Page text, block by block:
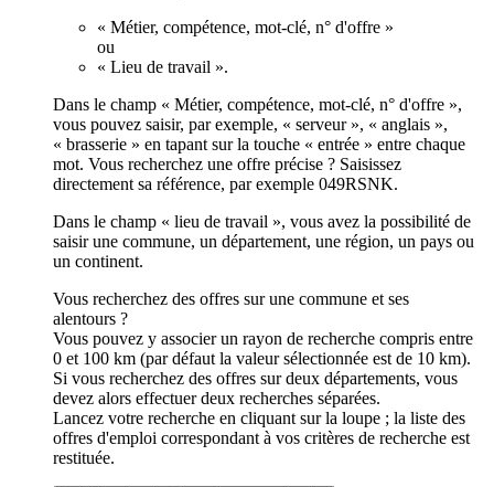
« Métier, compétence, mot-clé, n° d'offre »
ou
« Lieu de travail ».
Dans le champ « Métier, compétence, mot-clé, n° d'offre »,
vous pouvez saisir, par exemple, « serveur », « anglais »,
« brasserie » en tapant sur la touche « entrée » entre chaque
mot. Vous recherchez une offre précise ? Saisissez
directement sa référence, par exemple 049RSNK.
Dans le champ « lieu de travail », vous avez la possibilité de
saisir une commune, un département, une région, un pays ou
un continent.
Vous recherchez des offres sur une commune et ses
alentours ?
Vous pouvez y associer un rayon de recherche compris entre
0 et 100 km (par défaut la valeur sélectionnée est de 10 km).
Si vous recherchez des offres sur deux départements, vous
devez alors effectuer deux recherches séparées.
Lancez votre recherche en cliquant sur la loupe ; la liste des
offres d'emploi correspondant à vos critères de recherche est
restituée.